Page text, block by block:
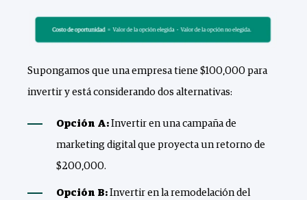
Supongamos que una empresa tiene $100,000 para
invertir y está considerando dos alternativas:
Opción A: Invertir en una campaña de
marketing digital que proyecta un retorno de
$200,000.
Opción B: Invertir en la remodelación del